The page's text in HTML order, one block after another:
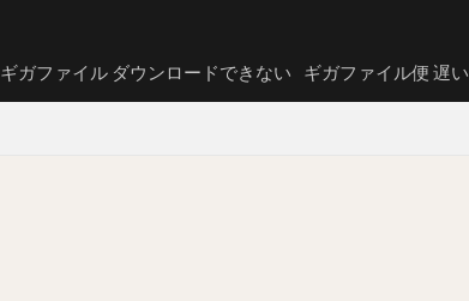
ギガファイル ダウンロードできない ギガファイル便 遅い